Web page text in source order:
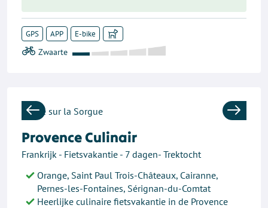
GPS APP E-bike
Previous Next
Provence Culinair
Frankrijk - Fietsvakantie - 7 dagen- Trektocht
Orange, Saint Paul Trois-Châteaux, Cairanne,
Pernes-les-Fontaines, Sérignan-du-Comtat
Heerlijke culinaire fietsvakantie in de Provence